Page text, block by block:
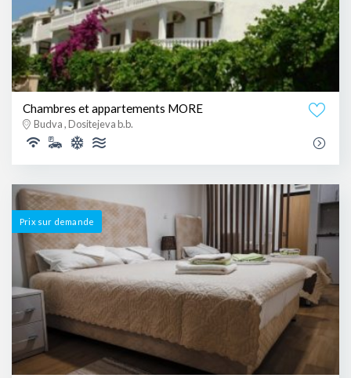
Chambres et appartements MORE
Budva , Dositejeva b.b.
Prix ​​sur demande